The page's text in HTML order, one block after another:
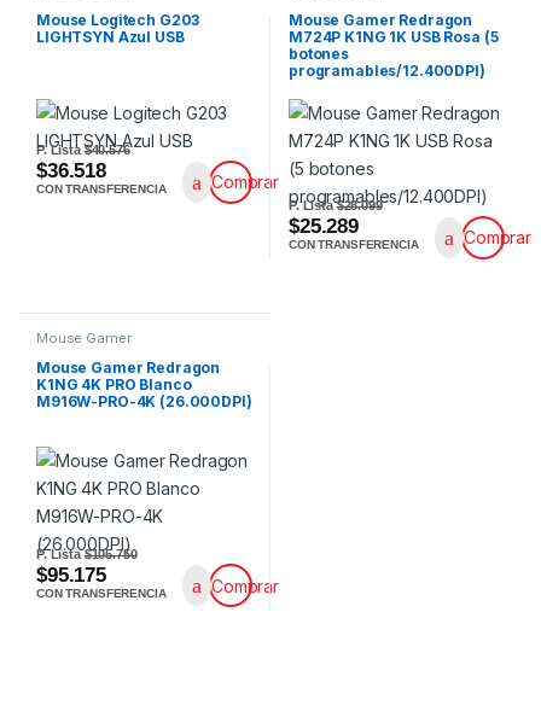
Mouse Logitech G203
LIGHTSYN Azul USB
P. Lista$40.576
$36.518
CON TRANSFERENCIA Comprar
Mouse Gamer Redragon
M724P K1NG 1K USB Rosa (5
botones
programables/12.400DPI)
P. Lista$28.099
$25.289
CON TRANSFERENCIA Comprar
Mouse Gamer
Mouse Gamer Redragon
K1NG 4K PRO Blanco
M916W-PRO-4K (26.000DPI)
P. Lista$105.750
$95.175
CON TRANSFERENCIA Comprar